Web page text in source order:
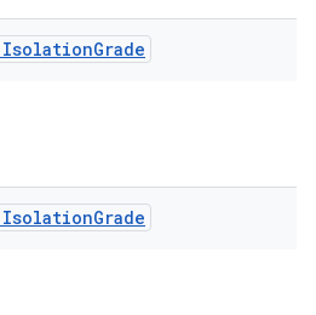
IsolationGrade
IsolationGrade